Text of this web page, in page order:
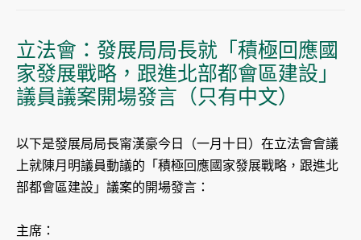
立法會：發展局局長就「積極回應國
家發展戰略，跟進北部都會區建設」
議員議案開場發言（只有中文）
以下是發展局局長甯漢豪今日（一月十日）在立法會會議
上就陳月明議員動議的「積極回應國家發展戰略，跟進北
部都會區建設」議案的開場發言：
主席：